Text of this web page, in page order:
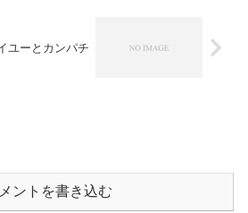
ユーとカンパチ
ントを書き込む